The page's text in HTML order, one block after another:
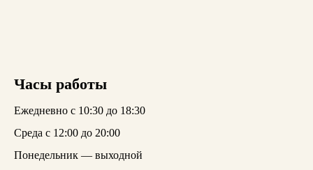
Часы работы
Ежедневно с 10:30 до 18:30
Среда с 12:00 до 20:00
Понедельник — выходной